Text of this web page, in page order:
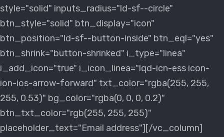
style="solid" inputs_radius="ld-sf--circle"
btn_style="solid" btn_display="icon"
btn_position="ld-sf--button-inside" btn_eql="yes"
btn_shrink="button-shrinked" i_type="linea"
i_add_icon="true" i_icon_linea="lqd-icn-ess icon-
ion-ios-arrow-forward" txt_color="rgba(255, 255,
255, 0.53)" bg_color="rgba(0, 0, 0, 0.2)"
btn_txt_color="rgb(255, 255, 255)"
placeholder_text="Email address"][/vc_column]